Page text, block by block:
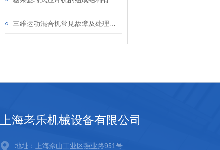
上海老乐机械设备有限公司
地址：上海佘山工业区强业路951号